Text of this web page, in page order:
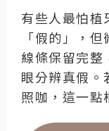
有些人最怕植
「假的」，
線條保留完整
眼分辨真假。
照咖，這一點